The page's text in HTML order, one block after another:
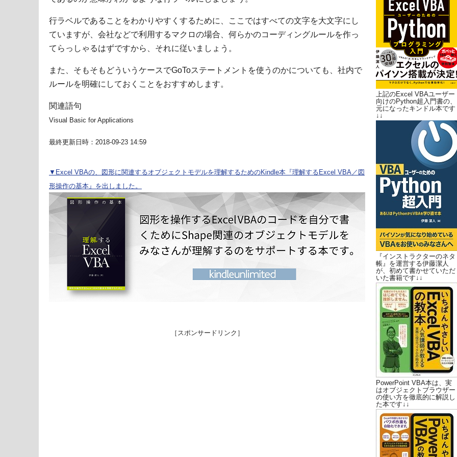
行ラベルであることをわかりやすくするために、ここではすべての文字を大文字にし
ていますが、会社などで利用するマクロの場合、何らかのコーディングルールを作っ
てらっしゃるはずですから、それに従いましょう。
また、そもそもどういうケースでGoToステートメントを使うのかについても、社内で
ルールを明確にしておくことをおすすめします。
関連語句
Visual Basic for Applications
最終更新日時：2018-09-23 14:59
▼Excel VBAの、図形に関連するオブジェクトモデルを理解するためのKindle本『理解するExcel VBA／図
形操作の基本』を出しました。
［スポンサードリンク］
上記のExcel VBAユーザー
向けのPython超入門書の、
元になったキンドル本です
↓↓
『インストラクターのネタ
帳』を運営する伊藤潔人
が、初めて書かせていただ
いた書籍です↓↓
PowerPoint VBA本は、実
はオブジェクトブラウザー
の使い方を徹底的に解説し
た本です↓↓